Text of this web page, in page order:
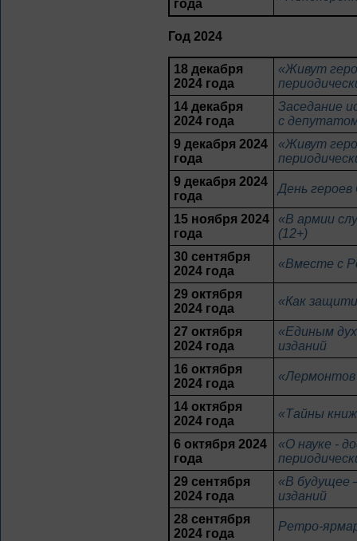
года
Год 2024
18 декабря
2024 года
«Живут
14 декабря
2024 года
Заседание
с
9 декабря 2024
года
«Живут
9 декабря 2024
года
День
15 ноября 2024
года
«В армии
(12+)
30 сентября
2024 года
«Вместе с
29 октября
2024 года
«Как
27 октября
2024 года
«Единым
изданий
16 октября
2024 года
«Лермонтов
14 октября
2024 года
«Тайны
6 октября 2024
года
«О науке -
29 сентября
2024 года
«В будущее
изданий
28 сентября
2024 года
Ретро-